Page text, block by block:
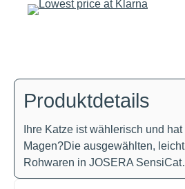
Produktdetails
Ihre Katze ist wählerisch und
Magen?Die ausgewählten,
Rohwaren in JOSERA